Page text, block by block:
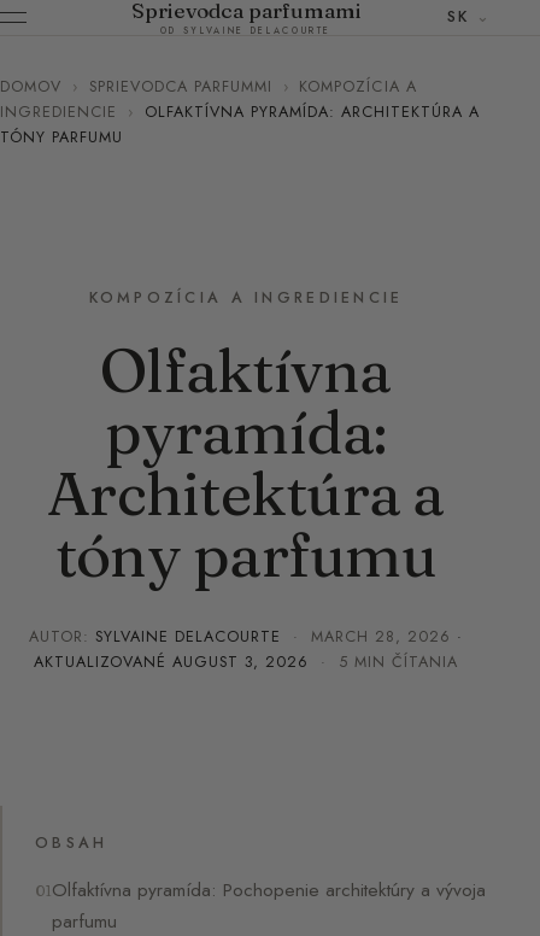
Sprievodca parfumami
OD SYLVAINE DELACOURTE
SK
DOMOV › SPRIEVODCA PARFUMMI › KOMPOZÍCIA A
INGREDIENCIE
›
OLFAKTÍVNA PYRAMÍDA: ARCHITEKTÚRA A
TÓNY PARFUMU
KOMPOZÍCIA A INGREDIENCIE
Olfaktívna
pyramída:
Architektúra a
tóny parfumu
AUTOR: SYLVAINE DELACOURTE ·MARCH 28, 2026 ·
AKTUALIZOVANÉ AUGUST 3, 2026 · 5 MIN ČÍTANIA
OBSAH
Olfaktívna pyramída: Pochopenie architektúry a vývoja
parfumu